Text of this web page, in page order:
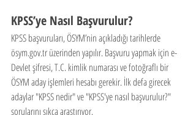
KPSS’ye Nasıl Başvurulur?
KPSS başvuruları, ÖSYM’nin açıkladığı tarihlerde
ösym.gov.tr üzerinden yapılır. Başvuru yapmak için e-
Devlet şifresi, T.C. kimlik numarası ve fotoğraflı bir
ÖSYM aday işlemleri hesabı gerekir. İlk defa girecek
adaylar "KPSS nedir" ve "KPSS'ye nasıl başvurulur?"
sorularını sıkça araştırıyor.